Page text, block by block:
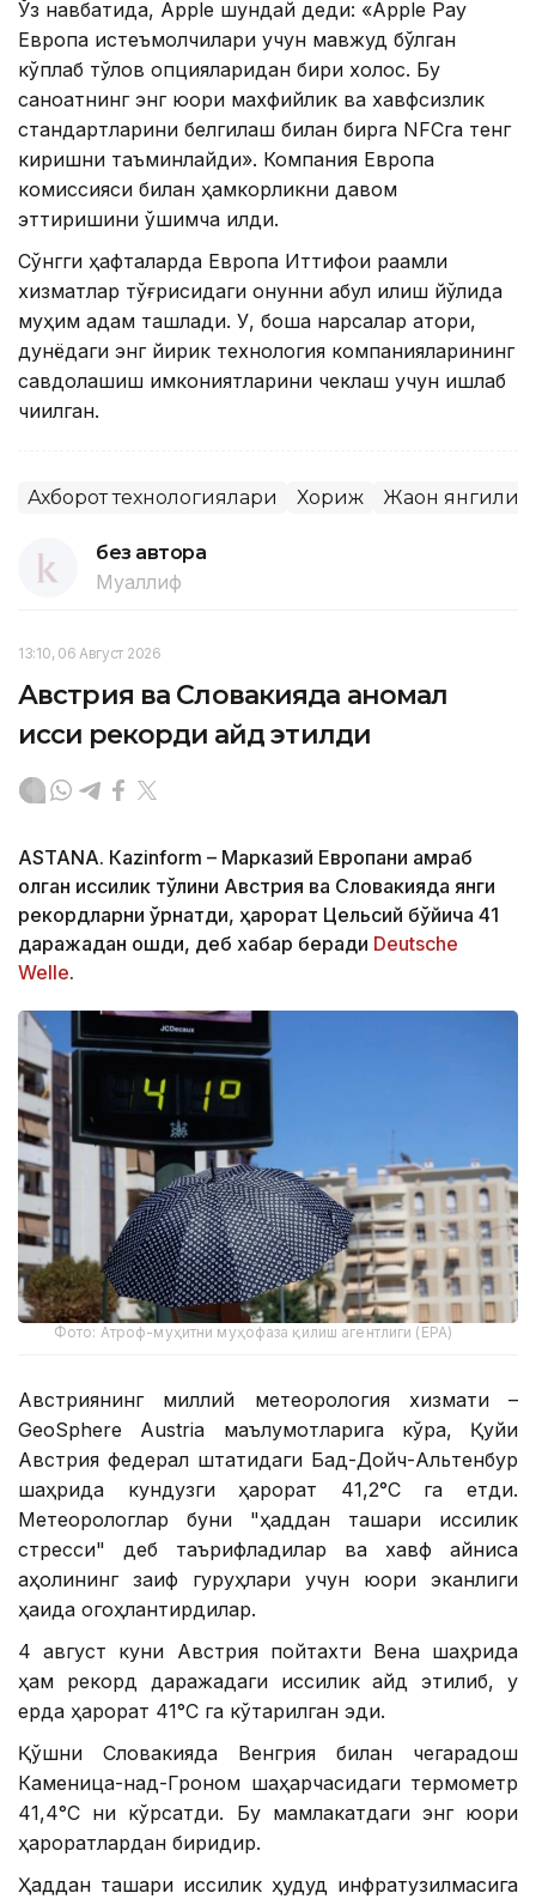
Ўз навбатида, Apple шундай деди: «Apple Pay
Европа истеъмолчилари учун мавжуд бўлган
кўплаб тўлов опцияларидан бири холос. Бу
саноатнинг энг юқори махфийлик ва хавфсизлик
стандартларини белгилаш билан бирга NFCга тенг
киришни таъминлайди». Компания Европа
комиссияси билан ҳамкорликни давом
эттиришини қўшимча қилди.
Сўнгги ҳафталарда Европа Иттифоқи рақамли
хизматлар тўғрисидаги қонунни қабул қилиш йўлида
муҳим қадам ташлади. У, бошқа нарсалар қатори,
дунёдаги энг йирик технология компанияларининг
савдолашиш имкониятларини чеклаш учун ишлаб
чиқилган.
Ахборот технологиялари Хориж Жаҳон
без автора
Муаллиф
13:10, 06 Август 2026
Австрия ва Словакияда аномал
иссиқ рекорди қайд этилди
ASTANА. Кazinform – Марказий Европани қамраб
олган иссиқлик тўлқини Австрия ва Словакияда янги
рекордларни ўрнатди, ҳарорат Цельсий бўйича 41
даражадан ошди, деб хабар беради Deutsche
Welle.
Фото: Атроф-муҳитни муҳофаза қилиш агентлиги (EPA)
Австриянинг миллий метеорология хизмати –
GeoSphere Austria маълумотларига кўра, Қуйи
Австрия федерал штатидаги Бад-Дойч-Альтенбур
шаҳрида кундузги ҳарорат 41,2°С га етди.
Метеорологлар буни "ҳаддан ташқари иссиқлик
стресси" деб таърифладилар ва хавф айниқса
аҳолининг заиф гуруҳлари учун юқори эканлиги
ҳақида огоҳлантирдилар.
4 август куни Австрия пойтахти Вена шаҳрида
ҳам рекорд даражадаги иссиқлик қайд этилиб, у
ерда ҳарорат 41°С га кўтарилган эди.
Қўшни Словакияда Венгрия билан чегарадош
Каменица-над-Гроном шаҳарчасидаги термометр
41,4°С ни кўрсатди. Бу мамлакатдаги энг юқори
ҳароратлардан биридир.
Ҳаддан ташқари иссиқлик ҳудуд инфратузилмасига